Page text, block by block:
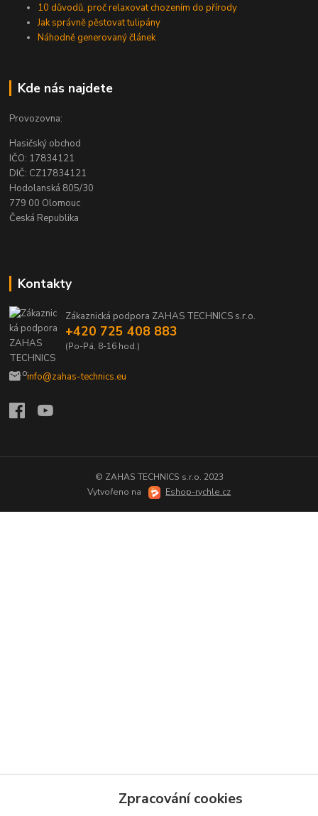
10 důvodů, proč relaxovat chozením do přírody
Jak správně pěstovat tulipány
Náhodně generovaný článek
Kde nás najdete
Provozovna:
Hasičský obchod
IČO: 17834121
DIČ: CZ17834121
Hodolanská 805/30
779 00 Olomouc
Česká Republika
Kontakty
Zákaznická podpora ZAHAS TECHNICS s.r.o.
+420 725 408 883
(Po-Pá, 8-16 hod.)
info@zahas-technics.eu
© ZAHAS TECHNICS s.r.o. 2023
Vytvořeno na
Eshop-rychle.cz
Zpracování cookies